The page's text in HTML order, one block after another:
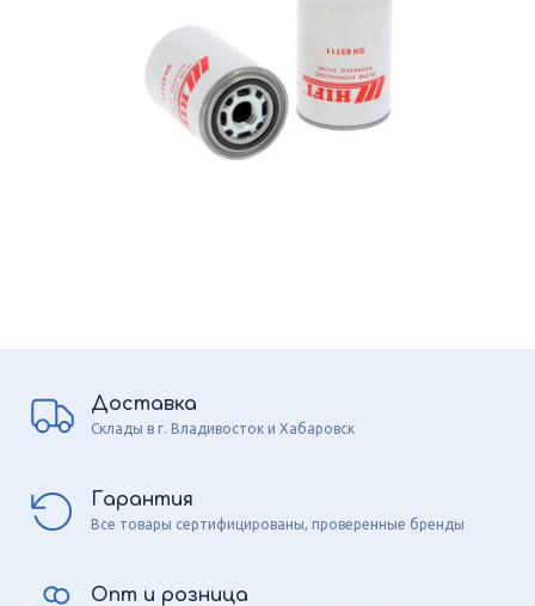
Доставка
Склады в г. Владивосток и Хабаровск
Гарантия
Все товары сертифицированы, проверенные бренды
Опт и розница